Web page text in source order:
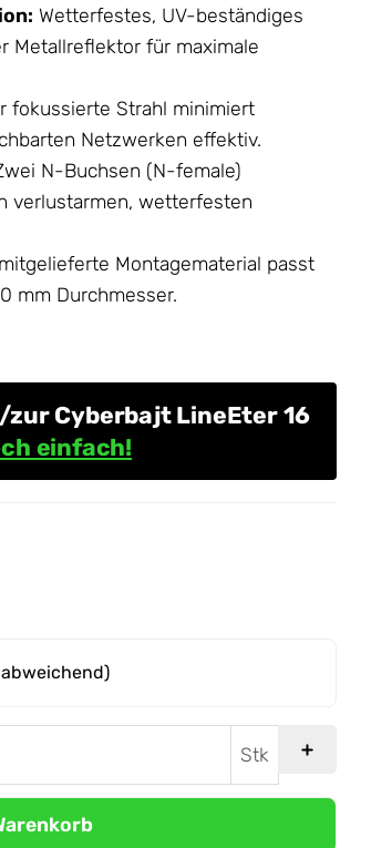
Wetterfestes, UV-beständiges
Metallreflektor für maximale
fokussierte Strahl minimiert
Netzwerken effektiv.
N-Buchsen (N-female)
verlustarmen, wetterfesten
Montagematerial passt
mm Durchmesser.
Cyberbajt LineEter 16
einfach!
Stk